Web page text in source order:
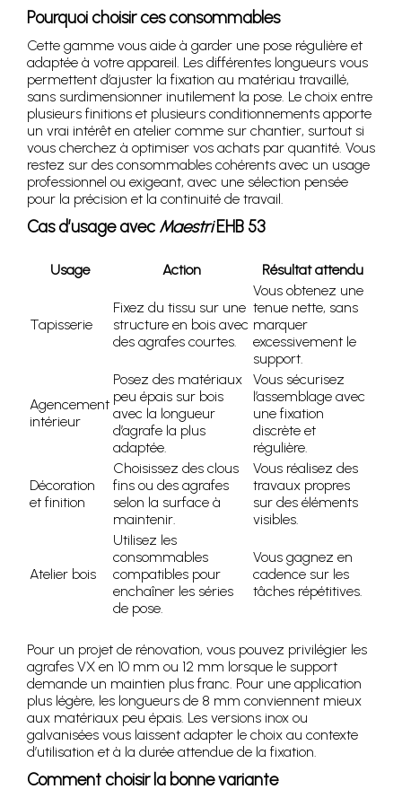
Pourquoi choisir ces consommables
Cette gamme vous aide à garder une pose régulière et
adaptée à votre appareil. Les différentes longueurs vous
permettent d’ajuster la fixation au matériau travaillé,
sans surdimensionner inutilement la pose. Le choix entre
plusieurs finitions et plusieurs conditionnements apporte
un vrai intérêt en atelier comme sur chantier, surtout si
vous cherchez à optimiser vos achats par quantité. Vous
restez sur des consommables cohérents avec un usage
professionnel ou exigeant, avec une sélection pensée
pour la précision et la continuité de travail.
Cas d’usage avec MaestriEHB 53
Usage Action Résultat attendu
Tapisserie
Fixez du tissu sur une
structure en bois avec
des agrafes courtes.
Vous obtenez une
tenue nette, sans
marquer
excessivement le
support.
Agencement
intérieur
Posez des matériaux
peu épais sur bois
avec la longueur
d’agrafe la plus
adaptée.
Vous sécurisez
l’assemblage avec
une fixation
discrète et
régulière.
Décoration
et finition
Choisissez des clous
fins ou des agrafes
selon la surface à
maintenir.
Vous réalisez des
travaux propres
sur des éléments
visibles.
Atelier bois
Utilisez les
consommables
compatibles pour
enchaîner les séries
de pose.
Vous gagnez en
cadence sur les
tâches répétitives.
Pour un projet de rénovation, vous pouvez privilégier les
agrafes VX en 10 mm ou 12 mm lorsque le support
demande un maintien plus franc. Pour une application
plus légère, les longueurs de 8 mm conviennent mieux
aux matériaux peu épais. Les versions inox ou
galvanisées vous laissent adapter le choix au contexte
d’utilisation et à la durée attendue de la fixation.
Comment choisir la bonne variante